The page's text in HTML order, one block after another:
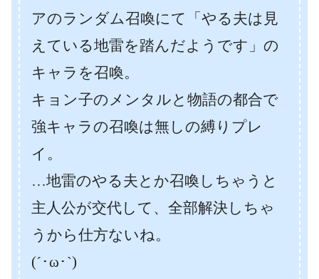
アのランダム召喚にて「やる夫は見
えている地雷を踏んだようです」の
キャラを召喚。
キョン子のメンタルと物語の都合で
強キャラの召喚は無しの縛りプレ
イ。
…地雷のやる夫とか召喚しちゃうと
主人公が交代して、全部解決しちゃ
うから仕方ないね。
(´･ω･`)